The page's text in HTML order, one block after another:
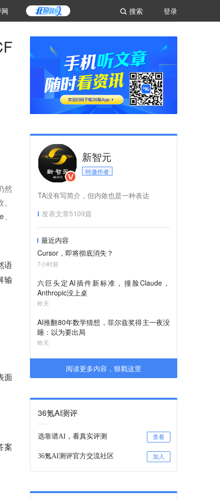
登录
搜索
然
语
输
面
案
新智元
特邀作者
TA没有写简介，但内敛也是一种表达
发表文章5109篇
最近内容
Cursor，即将彻底消失？
7小时前
六巨头定AI插件新标准，撞脸Claude，
Anthropic没上桌
昨天
AI推翻80年数学猜想，菲尔兹奖得主一夜没
睡：以为要出局
昨天
阅读更多内容，狠戳这里
36氪AI测评
选靠谱AI，看真实评测 查看
36氪AI测评官方交流社区 加入